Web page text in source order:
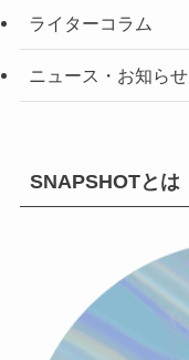
ライターコラム
ニュース・お知らせ
SNAPSHOTとは